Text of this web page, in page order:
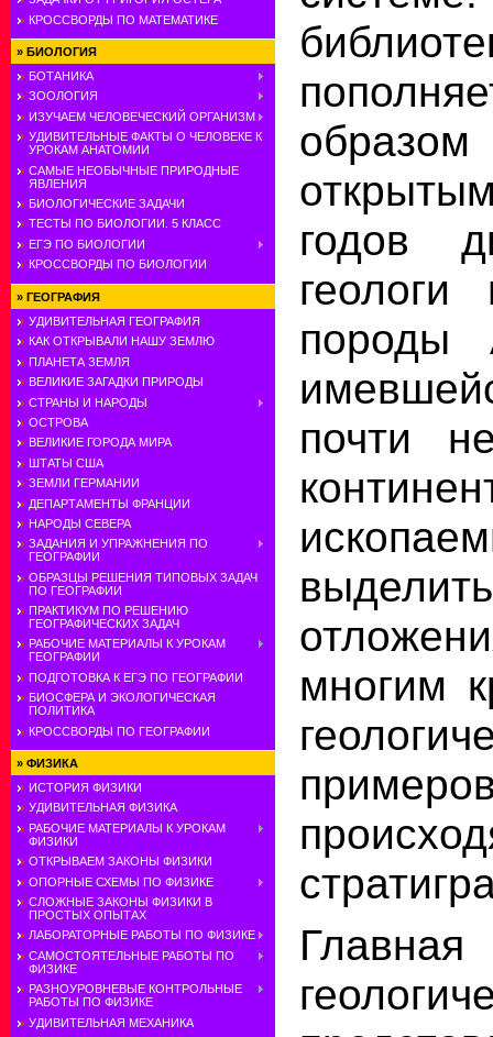
КРОССВОРДЫ ПО МАТЕМАТИКЕ
» БИОЛОГИЯ
БОТАНИКА
ЗООЛОГИЯ
ИЗУЧАЕМ ЧЕЛОВЕЧЕСКИЙ ОРГАНИЗМ
УДИВИТЕЛЬНЫЕ ФАКТЫ О ЧЕЛОВЕКЕ К
УРОКАМ АНАТОМИИ
САМЫЕ НЕОБЫЧНЫЕ ПРИРОДНЫЕ
ЯВЛЕНИЯ
БИОЛОГИЧЕСКИЕ ЗАДАЧИ
ТЕСТЫ ПО БИОЛОГИИ. 5 КЛАСС
ЕГЭ ПО БИОЛОГИИ
КРОССВОРДЫ ПО БИОЛОГИИ
» ГЕОГРАФИЯ
УДИВИТЕЛЬНАЯ ГЕОГРАФИЯ
КАК ОТКРЫВАЛИ НАШУ ЗЕМЛЮ
ПЛАНЕТА ЗЕМЛЯ
ВЕЛИКИЕ ЗАГАДКИ ПРИРОДЫ
СТРАНЫ И НАРОДЫ
ОСТРОВА
ВЕЛИКИЕ ГОРОДА МИРА
ШТАТЫ США
ЗЕМЛИ ГЕРМАНИИ
ДЕПАРТАМЕНТЫ ФРАНЦИИ
НАРОДЫ СЕВЕРА
ЗАДАНИЯ И УПРАЖНЕНИЯ ПО
ГЕОГРАФИИ
ОБРАЗЦЫ РЕШЕНИЯ ТИПОВЫХ ЗАДАЧ
ПО ГЕОГРАФИИ
ПРАКТИКУМ ПО РЕШЕНИЮ
ГЕОГРАФИЧЕСКИХ ЗАДАЧ
РАБОЧИЕ МАТЕРИАЛЫ К УРОКАМ
ГЕОГРАФИИ
ПОДГОТОВКА К ЕГЭ ПО ГЕОГРАФИИ
БИОСФЕРА И ЭКОЛОГИЧЕСКАЯ
ПОЛИТИКА
КРОССВОРДЫ ПО ГЕОГРАФИИ
» ФИЗИКА
ИСТОРИЯ ФИЗИКИ
УДИВИТЕЛЬНАЯ ФИЗИКА
РАБОЧИЕ МАТЕРИАЛЫ К УРОКАМ
ФИЗИКИ
ОТКРЫВАЕМ ЗАКОНЫ ФИЗИКИ
ОПОРНЫЕ СХЕМЫ ПО ФИЗИКЕ
СЛОЖНЫЕ ЗАКОНЫ ФИЗИКИ В
ПРОСТЫХ ОПЫТАХ
ЛАБОРАТОРНЫЕ РАБОТЫ ПО ФИЗИКЕ
САМОСТОЯТЕЛЬНЫЕ РАБОТЫ ПО
ФИЗИКЕ
РАЗНОУРОВНЕВЫЕ КОНТРОЛЬНЫЕ
РАБОТЫ ПО ФИЗИКЕ
УДИВИТЕЛЬНАЯ МЕХАНИКА
годов
геологи
породы
почти
многим